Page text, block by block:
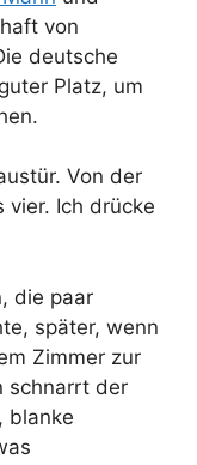
von
deutsche
Platz, um
Von der
vier. Ich drücke
die paar
später, wenn
Zimmer zur
schnarrt der
blanke